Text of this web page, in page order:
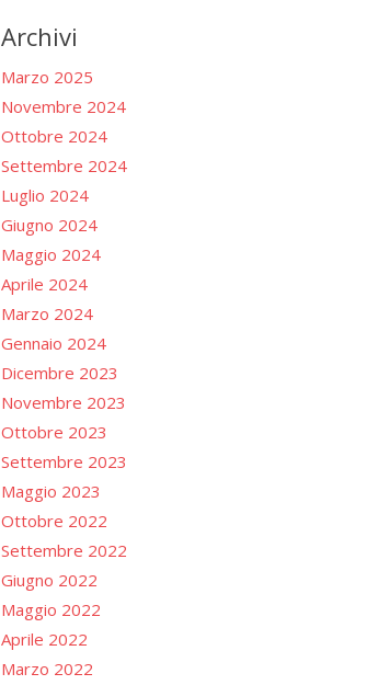
Archivi
Marzo 2025
Novembre 2024
Ottobre 2024
Settembre 2024
Luglio 2024
Giugno 2024
Maggio 2024
Aprile 2024
Marzo 2024
Gennaio 2024
Dicembre 2023
Novembre 2023
Ottobre 2023
Settembre 2023
Maggio 2023
Ottobre 2022
Settembre 2022
Giugno 2022
Maggio 2022
Aprile 2022
Marzo 2022